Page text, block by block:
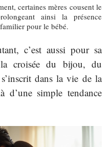
certaines mères cousent le
ainsi la présence
pour le bébé.
c’est aussi pour sa
croisée du bijou, du
dans la vie de la
d’une simple tendance